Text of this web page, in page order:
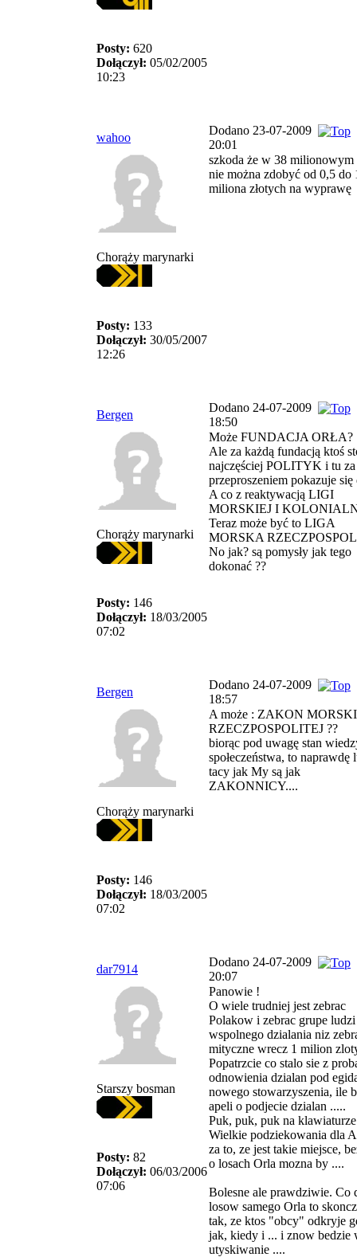
Posty: 620
Dołączył: 05/02/2005
10:23
wahoo
Dodano 23-07-2009
20:01
Chorąży marynarki
Posty: 133
Dołączył: 30/05/2007
12:26
szkoda że w 38 milionowym
nie można zdobyć od 0,5 do
miliona złotych na wyprawę
Bergen
Dodano 24-07-2009
18:50
Chorąży marynarki
Posty: 146
Dołączył: 18/03/2005
07:02
Może FUNDACJA ORŁA?
Ale za każdą fundacją ktoś
najczęściej POLITYK i tu za
przeproszeniem pokazuje się
A co z reaktywacją LIGI
MORSKIEJ I
Teraz może być to LIGA
MORSKA
No jak? są pomysły jak tego
dokonać ??
Bergen
Dodano 24-07-2009
18:57
Chorąży marynarki
Posty: 146
Dołączył: 18/03/2005
07:02
A może : ZAKON MORSKI
RZECZPOSPOLITEJ ??
biorąc pod uwagę stan
społeczeństwa, to naprawdę
tacy jak My są jak
ZAKONNICY....
dar7914
Dodano 24-07-2009
20:07
Starszy bosman
Posty: 82
Dołączył: 06/03/2006
07:06
Panowie !
O wiele trudniej jest zebrac
Polakow i zebrac grupe
wspolnego dzialania niz
mityczne wrecz 1 milion
Popatrzcie co stalo sie z
odnowienia dzialan pod
nowego stowarzyszenia, ile
apeli o podjecie dzialan .....
Puk, puk, puk na
Wielkie podziekowania dla
za to, ze jest takie miejsce,
o losach Orla mozna by ....
Bolesne ale prawdziwie. Co
losow samego Orla to
tak, ze ktos "obcy" odkryje
jak, kiedy i ... i znow bedzie
utyskiwanie ....